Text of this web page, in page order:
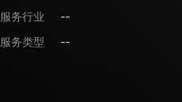
服务行业
--
服务类型
--